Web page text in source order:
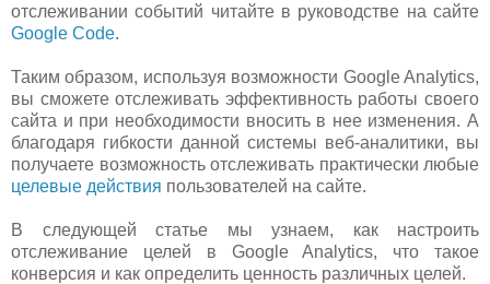
отслеживании событий читайте в руководстве на сайте
Google Code.
Таким образом, используя возможности Google Analytics,
вы сможете отслеживать эффективность работы своего
сайта и при необходимости вносить в нее изменения. А
благодаря гибкости данной системы веб-аналитики, вы
получаете возможность отслеживать практически любые
целевые действия пользователей на сайте.
В следующей статье мы узнаем, как настроить
отслеживание целей в Google Analytics, что такое
конверсия и как определить ценность различных целей.